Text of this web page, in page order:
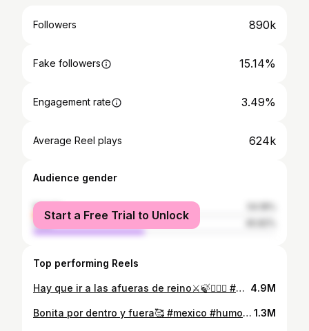
Followers 890k
Fake followers 15.14%
Engagement rate 3.49%
Average Reel plays 624k
Audience gender
female
male
Start a Free Trial to Unlock
Top performing Reels
Hay que ir a las afueras de reino⚔️🍃🧝🏼‍♀️ #mexico #humor #girls #reels #amigos #darkfantasy #lotr #dnd #got 4.9M
Bonita por dentro y fuera🥰 #mexico #humor #girls #girlhood #cdmx #autoestima #terapia #reels 1.3M